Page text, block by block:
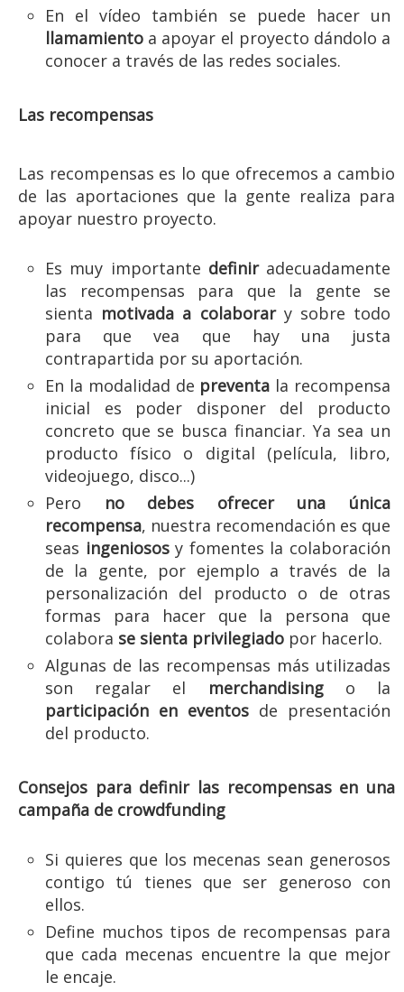
En el vídeo también se puede hacer un
llamamiento a apoyar el proyecto dándolo a
conocer a través de las redes sociales.
Las recompensas
Las recompensas es lo que ofrecemos a cambio
de las aportaciones que la gente realiza para
apoyar nuestro proyecto.
Es muy importante definiradecuadamente
las recompensas para que la gente se
sienta motivada a colaborary sobre todo
para que vea que hay una justa
contrapartida por su aportación.
En la modalidad de preventa la recompensa
inicial es poder disponer del producto
concreto que se busca financiar. Ya sea un
producto físico o digital (película, libro,
videojuego, disco...)
Pero no debes ofrecer una única
recompensa, nuestra recomendación es que
seas ingeniososy fomentes la colaboración
de la gente, por ejemplo a través de la
personalización del producto o de otras
formas para hacer que la persona que
colabora se sienta privilegiado por hacerlo.
Algunas de las recompensas más utilizadas
son regalar el merchandisingo la
participación en eventos de presentación
del producto.
Consejos para definir las recompensas en una
campaña de crowdfunding
Si quieres que los mecenas sean generosos
contigo tú tienes que ser generoso con
ellos.
Define muchos tipos de recompensas para
que cada mecenas encuentre la que mejor
le encaje.